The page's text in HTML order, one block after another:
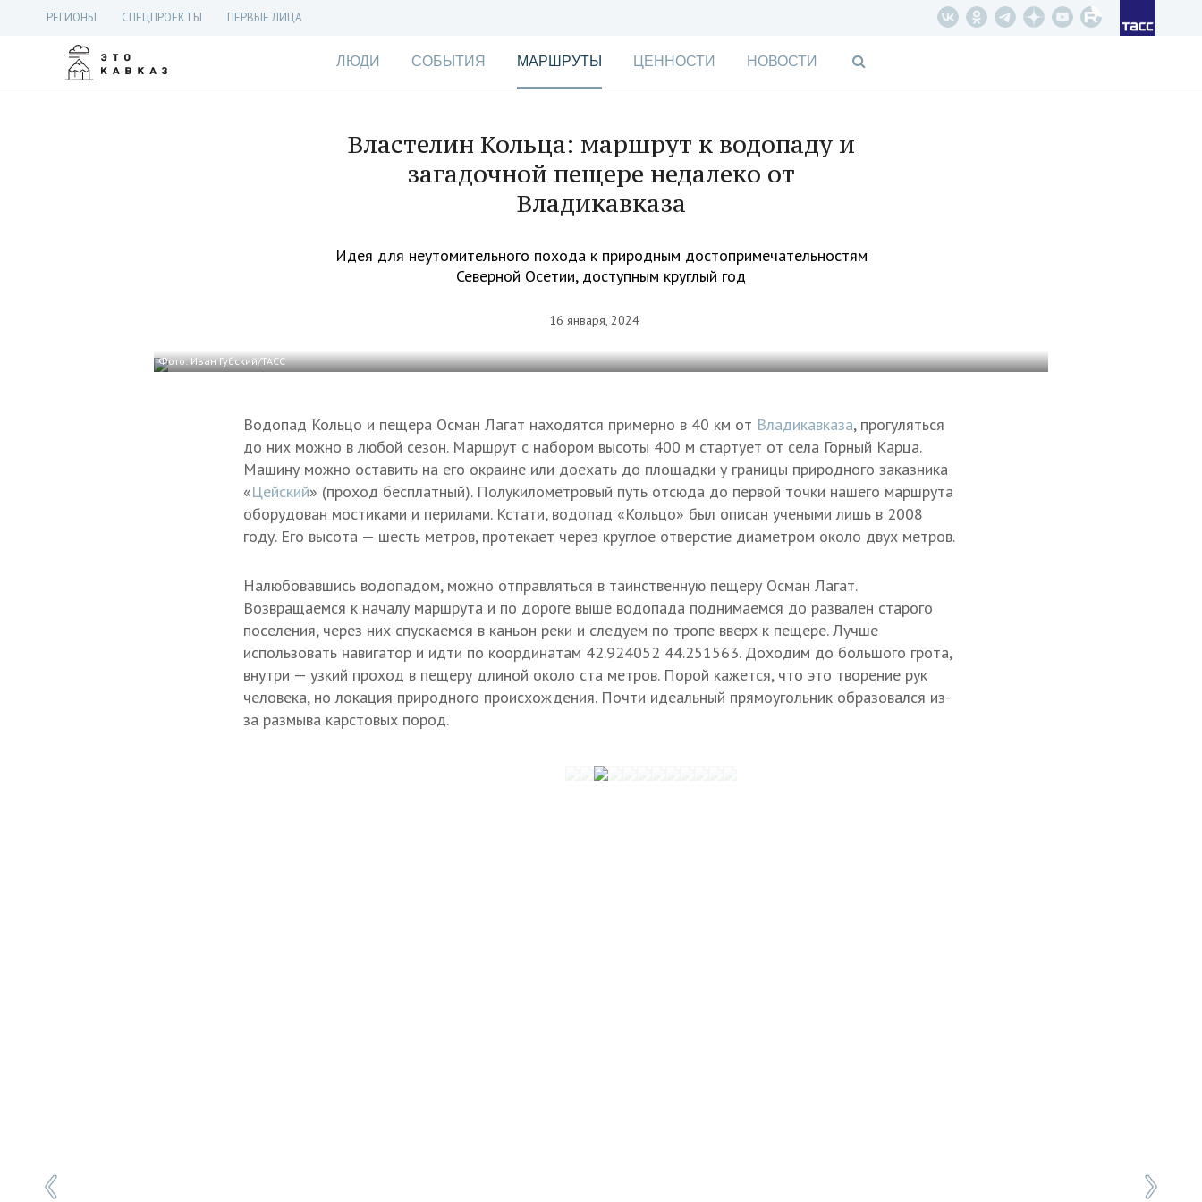
РЕГИОНЫ СПЕЦПРОЕКТЫ ПЕРВЫЕ ЛИЦА
ЛЮДИ СОБЫТИЯ МАРШРУТЫ ЦЕННОСТИ НОВОСТИ
Властелин Кольца: маршрут к водопаду и
загадочной пещере недалеко от
Владикавказа
Идея для неутомительного похода к природным достопримечательностям
Северной Осетии, доступным круглый год
16 января, 2024
Фото: Иван Губский/ТАСС
Водопад Кольцо и пещера Осман Лагат находятся примерно в 40 км от Владикавказа, прогуляться
до них можно в любой сезон. Маршрут с набором высоты 400 м стартует от села Горный Карца.
Машину можно оставить на его окраине или доехать до площадки у границы природного заказника
«Цейский» (проход бесплатный). Полукилометровый путь отсюда до первой точки нашего маршрута
оборудован мостиками и перилами. Кстати, водопад «Кольцо» был описан учеными лишь в 2008
году. Его высота — шесть метров, протекает через круглое отверстие диаметром около двух метров.
Налюбовавшись водопадом, можно отправляться в таинственную пещеру Осман Лагат.
Возвращаемся к началу маршрута и по дороге выше водопада поднимаемся до развален старого
поселения, через них спускаемся в каньон реки и следуем по тропе вверх к пещере. Лучше
использовать навигатор и идти по координатам 42.924052 44.251563. Доходим до большого грота,
внутри — узкий проход в пещеру длиной около ста метров. Порой кажется, что это творение рук
человека, но локация природного происхождения. Почти идеальный прямоугольник образовался из-
за размыва карстовых пород.